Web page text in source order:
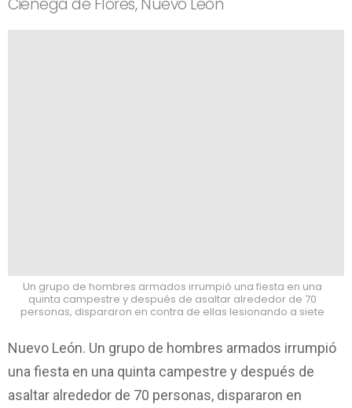
Un grupo de hombres armados irrumpió una fiesta en una
quinta campestre y después de asaltar alrededor de 70
personas, dispararon en contra de ellas lesionando a siete
Nuevo León. Un grupo de hombres armados irrumpió
una fiesta en una quinta campestre y después de
asaltar alrededor de 70 personas, dispararon en